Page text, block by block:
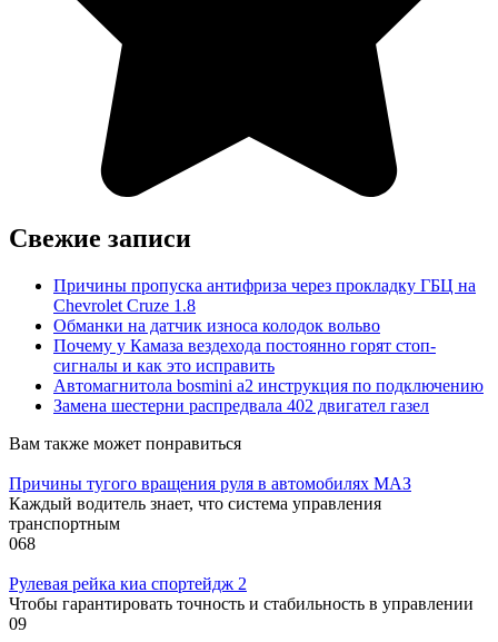
Свежие записи
Причины пропуска антифриза через прокладку ГБЦ на
Chevrolet Cruze 1.8
Обманки на датчик износа колодок вольво
Почему у Камаза вездехода постоянно горят стоп-
сигналы и как это исправить
Автомагнитола bosmini а2 инструкция по подключению
Замена шестерни распредвала 402 двигател газел
Вам также может понравиться
Причины тугого вращения руля в автомобилях МАЗ
Каждый водитель знает, что система управления
транспортным
068
Рулевая рейка киа спортейдж 2
Чтобы гарантировать точность и стабильность в управлении
09